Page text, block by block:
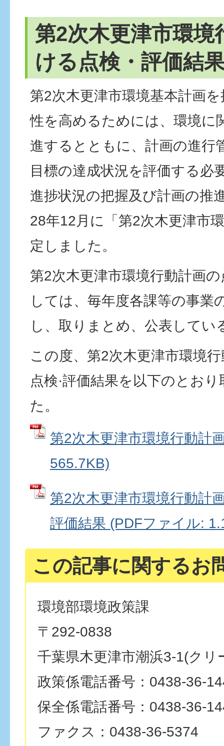
第2次木更津市環境
ける点検・評価結
第2次木更津市環境基本計画
性を高めるためには、環境に
進するとともに、計画の進行
目標の達成状況を評価する必
進捗状況の把握及び計画の推
28年12月に「第2次木更津市
定しました。
第2次木更津市環境行動計画
しては、毎年度各課等の事業
し、取りまとめ、公表してい
この度、第2次木更津市環境
点検·評価結果を以下のとお
た。
第2次木更津市環境行動計
565.7KB)
第2次木更津市環境行動計
評価結果 (PDFファイル:
この記事に関するお
環境部環境政策課
〒292-0838
千葉県木更津市潮浜3-1(クリ
政策係電話番号：0438-36-
保全係電話番号：0438-36-
ファクス：0438-36-5374